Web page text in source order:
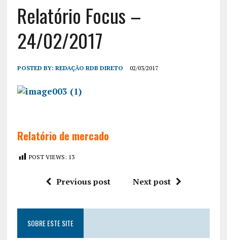
Relatório Focus –
24/02/2017
POSTED BY: REDAÇÃO RDB DIRETO 02/03/2017
Relatório de mercado
POST VIEWS: 13
Previous post Next post
SOBRE ESTE SITE